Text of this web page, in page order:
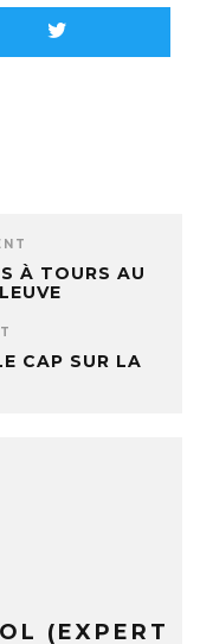
À TOURS AU
CAP SUR LA
(EXPERT